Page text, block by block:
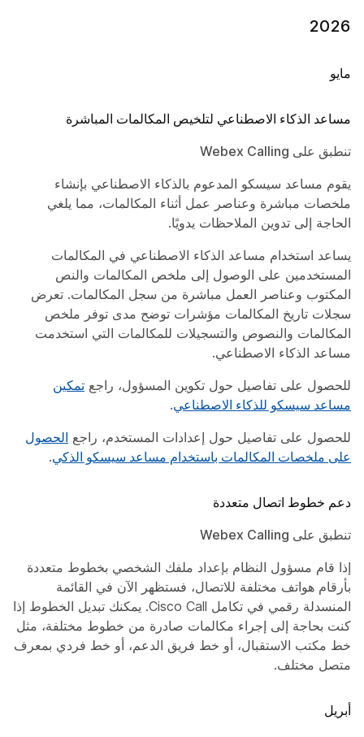
2026
مايو
مساعد الذكاء الاصطناعي لتلخيص المكالمات المباشرة
تنطبق على Webex Calling
يقوم مساعد سيسكو المدعوم بالذكاء الاصطناعي بإنشاء
ملخصات مباشرة وعناصر عمل أثناء المكالمات، مما يلغي
الحاجة إلى تدوين الملاحظات يدويًا.
يساعد استخدام مساعد الذكاء الاصطناعي في المكالمات
المستخدمين على الوصول إلى ملخص المكالمات والنص
المكتوب وعناصر العمل مباشرة من سجل المكالمات. تعرض
سجلات تاريخ المكالمات مؤشرات توضح مدى توفر ملخص
المكالمات والنصوص والتسجيلات للمكالمات التي استخدمت
مساعد الذكاء الاصطناعي.
للحصول على تفاصيل حول تكوين المسؤول، راجع تمكين
مساعد سيسكو للذكاء الاصطناعي.
للحصول على تفاصيل حول إعدادات المستخدم، راجع الحصول
على ملخصات المكالمات باستخدام مساعد سيسكو الذكي.
دعم خطوط اتصال متعددة
تنطبق على Webex Calling
إذا قام مسؤول النظام بإعداد ملفك الشخصي بخطوط متعددة
بأرقام هواتف مختلفة للاتصال، فستظهر الآن في القائمة
المنسدلة رقمي
في تكامل Cisco Call. يمكنك تبديل الخطوط إذا
كنت بحاجة إلى إجراء مكالمات صادرة من خطوط مختلفة، مثل
خط مكتب الاستقبال، أو خط فريق الدعم، أو خط فردي بمعرف
متصل مختلف.
أبريل